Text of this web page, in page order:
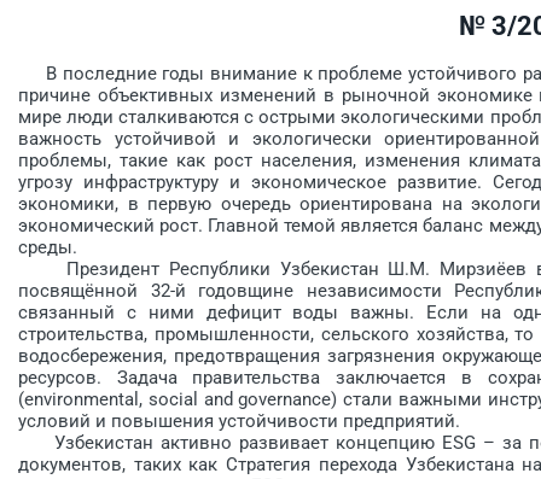
№ 3/
В последние годы внимание к проблеме устойчивого
причине объективных изменений в рыночной
мире люди сталкиваются с ост­рыми экологическими
важность устойчивой и экологически
проблемы, такие как рост населения, изменения
угрозу инфраструктуру и экономическое развитие.
экономики, в первую очередь ориентирована на
экономический рост. Главной темой является баланс
среды.
Президент Республики Узбекистан Ш.М. Мирзиёев
посвящённой 32-й годовщине независимости
связанный с ними дефицит воды важны. Если на
строительства, промышленности, сельского хозяйства,
водосбережения, предотвращения загрязнения
ресурсов. Задача правительства заключается в
(environmental, social and governance) стали важными
условий и повышения устойчивости предприятий.
Узбекистан активно развивает концепцию ESG – за
документов, таких как Стратегия перехода